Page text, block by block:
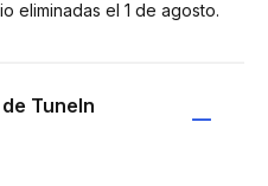
eliminadas el 1 de agosto.
TuneIn